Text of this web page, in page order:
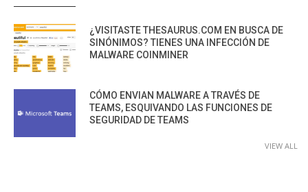
¿VISITASTE THESAURUS.COM EN BUSCA DE
SINÓNIMOS? TIENES UNA INFECCIÓN DE
MALWARE COINMINER
CÓMO ENVIAN MALWARE A TRAVÉS DE
TEAMS, ESQUIVANDO LAS FUNCIONES DE
SEGURIDAD DE TEAMS
VIEW ALL